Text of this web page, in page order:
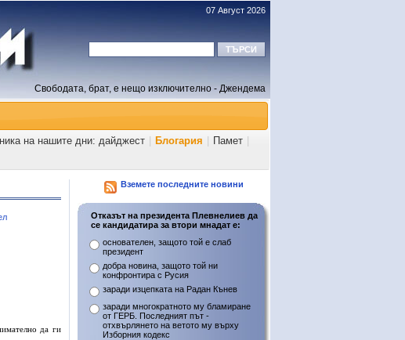
07 Август 2026
Свободата, брат, е нещо изключително - Джендема
на нашите дни: дайджест Блогария Памет
да ги
Вземете последните новини
Отказът на президента Плевнелиев да
се кандидатира за втори мнадат е:
основателен, защото той е слаб
президент
добра новина, защото той ни
конфронтира с Русия
заради изцепката на Радан Кънев
заради многократното му бламиране
от ГЕРБ. Последният път -
отхвърлянето на ветото му върху
Изборния кодекс